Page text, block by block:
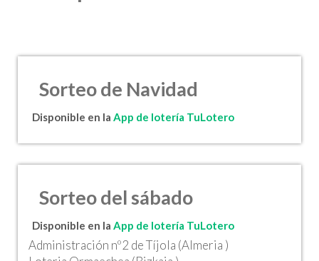
Sorteo de Navidad
Disponible en la App de lotería TuLotero
Sorteo del sábado
Disponible en la App de lotería TuLotero
Administración nº2 de Tíjola (Almeria )